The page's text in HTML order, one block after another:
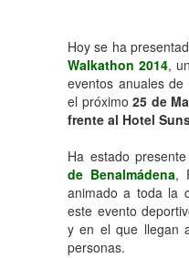
Hoy se ha
Walkathon 2014,
eventos anuales
el próximo 25 de
frente al Hotel
Ha estado
de Benalmádena,
animado a toda la
este evento
y en el que llegan
personas.